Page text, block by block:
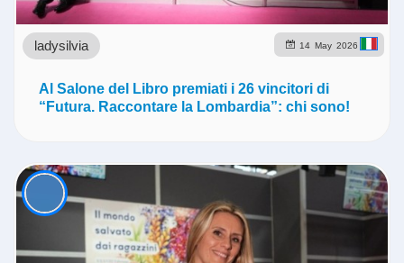
14 May 2026
ladysilvia
Al Salone del Libro premiati i 26 vincitori di
“Futura. Raccontare la Lombardia”: chi sono!